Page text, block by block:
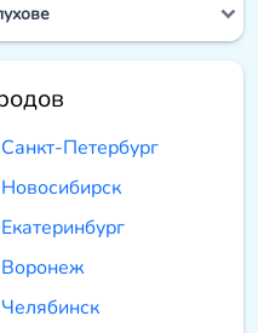
Санкт-Петербург
Новосибирск
Екатеринбург
Воронеж
Челябинск